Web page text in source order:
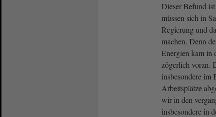
Dieser Befund
müssen sich in
Regierung und
machen. Denn
Energien kam in
zögerlich voran.
insbesondere im
Arbeitsplätze
wir in den
insbesondere in